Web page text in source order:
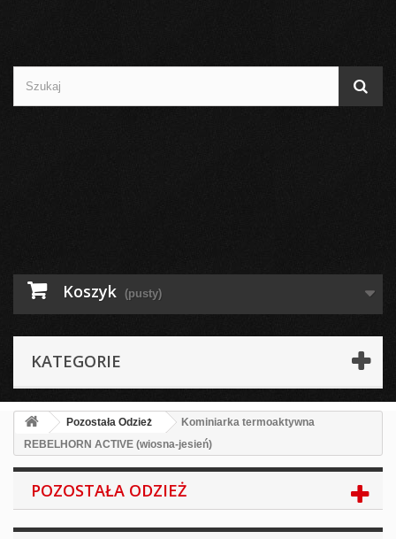
Koszyk (pusty)
KATEGORIE
Pozostała Odzież
Kominiarka termoaktywna
REBELHORN ACTIVE (wiosna-jesień)
POZOSTAŁA ODZIEŻ